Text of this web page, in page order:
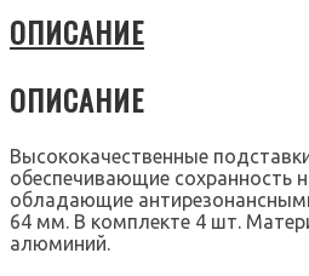
ОПИСАНИЕ
ОПИСАНИЕ
Высококачественные
обеспечивающие сохранность
обладающие
64 мм. В комплекте 4 шт.
алюминий.